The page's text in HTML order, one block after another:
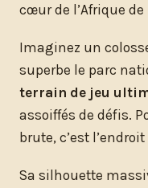
cœur de l’Afrique de
Imaginez un
superbe le parc
terrain de jeu
assoiffés de défis.
brute, c’est
Sa silhouette